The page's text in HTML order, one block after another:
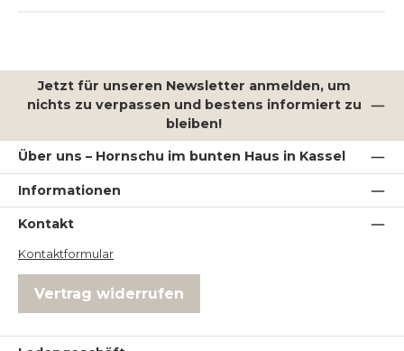
Jetzt für unseren Newsletter anmelden, um
nichts zu verpassen und bestens informiert zu
bleiben!
Über uns – Hornschu im bunten Haus in Kassel
Informationen
Kontakt
Kontaktformular
Vertrag widerrufen